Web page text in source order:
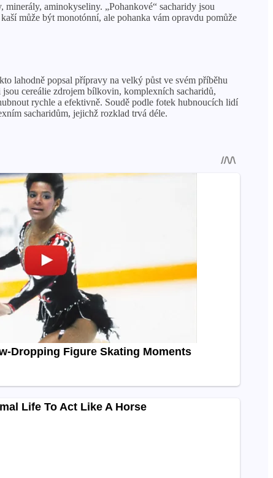
aminokyseliny. „Pohankové“ sacharidy jsou
může být monotónní, ale pohanka vám opravdu pomůže
lahodně popsal přípravy na velký půst ve svém příběhu
cereálie zdrojem bílkovin, komplexních sacharidů,
rychle a efektivně. Soudě podle fotek hubnoucích lidí
sacharidům, jejichž rozklad trvá déle.